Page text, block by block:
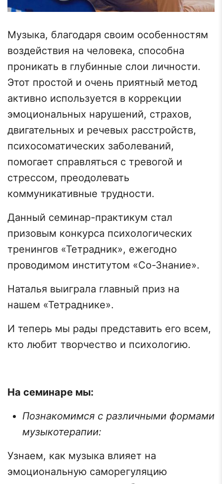
Музыка, благодаря своим особенностям
воздействия на человека, способна
проникать в глубинные слои личности.
Этот простой и очень приятный метод
активно используется в коррекции
эмоциональных нарушений, страхов,
двигательных и речевых расстройств,
психосоматических заболеваний,
помогает справляться с тревогой и
стрессом, преодолевать
коммуникативные трудности.
Данный семинар-практикум стал
призовым конкурса психологических
тренингов «Тетрадник», ежегодно
проводимом институтом «Со-Знание».
Наталья выиграла главный приз на
нашем «Тетраднике».
И теперь мы рады представить его всем,
кто любит творчество и психологию.
На семинаре мы:
Познакомимся с различными формами
музыкотерапии:
Узнаем, как музыка влияет на
эмоциональную саморегуляцию